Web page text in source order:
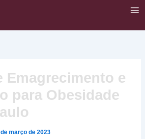
Emagrecimento e
para Obesidade
março de 2023